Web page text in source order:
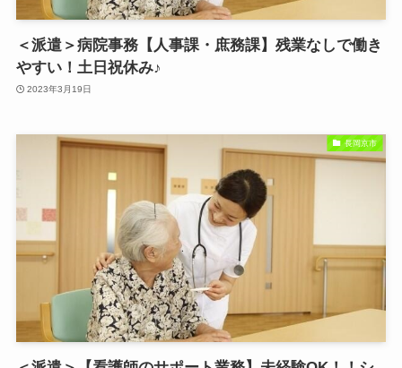
＜派遣＞病院事務【人事課・庶務課】残業なしで働き
やすい！土日祝休み♪
2023年3月19日
長岡京市